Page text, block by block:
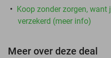
Koop zonder zorgen, want
verzekerd (meer info)
Meer over deze deal